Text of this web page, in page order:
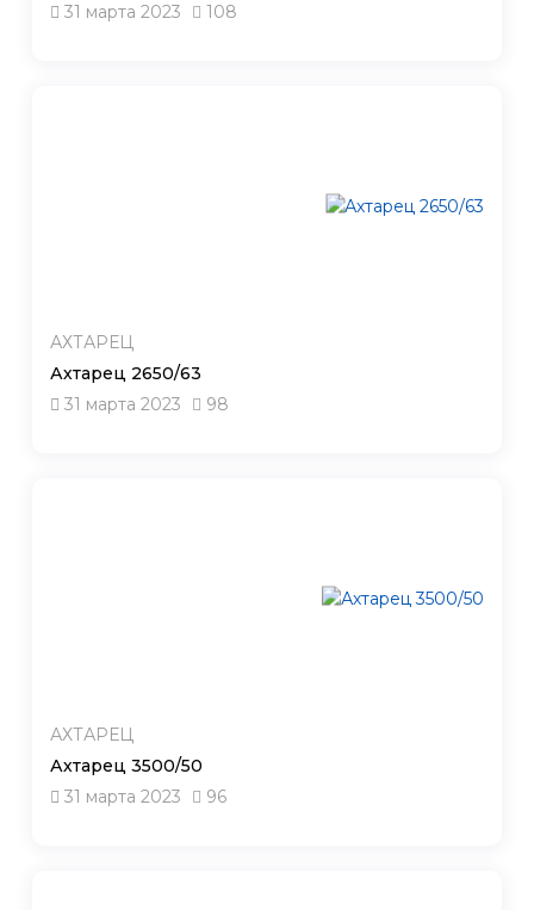
31 марта 2023
108
АХТАРЕЦ
Ахтарец 2650/63
31 марта 2023
98
АХТАРЕЦ
Ахтарец 3500/50
31 марта 2023
96